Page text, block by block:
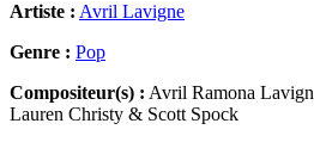
Artiste : Avril Lavigne
Genre : Pop
Compositeur(s) : Avril Ramona
Lauren Christy & Scott Spock